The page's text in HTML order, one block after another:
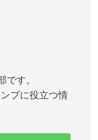
す。
プに役立つ情